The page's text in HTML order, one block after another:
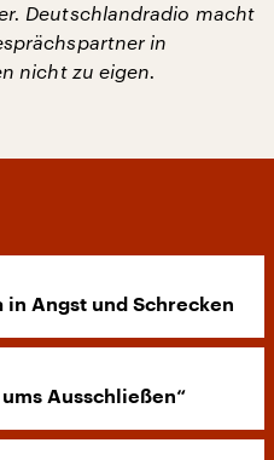
Deutschlandradio macht
in
nicht zu eigen.
in Angst und Schrecken
Ausschließen“